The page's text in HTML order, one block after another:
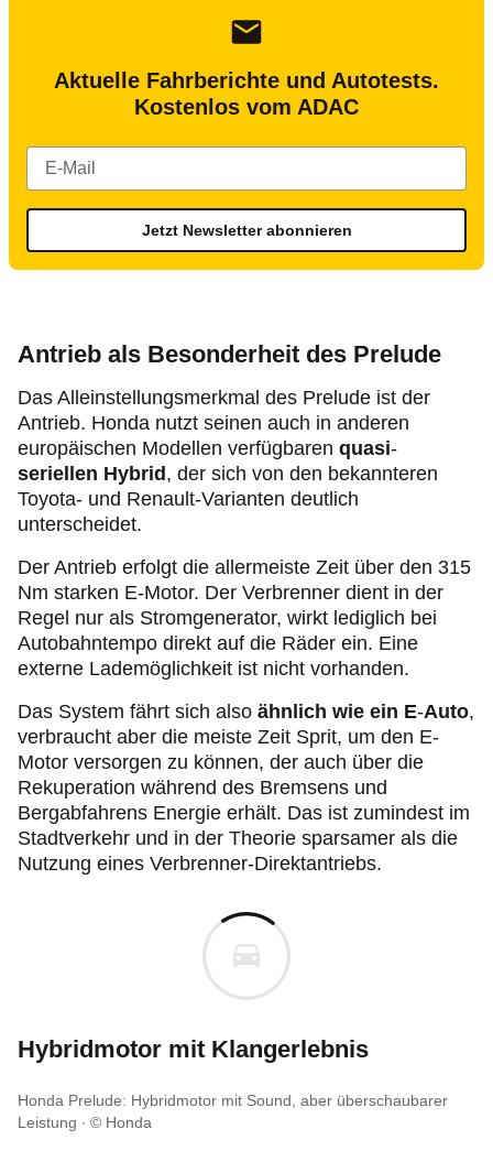
Aktuelle Fahrberichte und Autotests.
Kostenlos vom ADAC
Jetzt Newsletter abonnieren
Antrieb als Besonderheit des Prelude
Das Alleinstellungsmerkmal des Prelude ist der
Antrieb. Honda nutzt seinen auch in anderen
europäischen Modellen verfügbaren quasi-
seriellen Hybrid , der sich von den bekannteren
Toyota- und Renault-Varianten deutlich
unterscheidet.
Der Antrieb erfolgt die allermeiste Zeit über den 315
Nm starken E-Motor. Der Verbrenner dient in der
Regel nur als Stromgenerator, wirkt lediglich bei
Autobahntempo direkt auf die Räder ein. Eine
externe Lademöglichkeit ist nicht vorhanden.
Das System fährt sich also ähnlich wie ein E-Auto,
verbraucht aber die meiste Zeit Sprit, um den E-
Motor versorgen zu können, der auch über die
Rekuperation während des Bremsens und
Bergabfahrens Energie erhält. Das ist zumindest im
Stadtverkehr und in der Theorie sparsamer als die
Nutzung eines Verbrenner-Direktantriebs.
Hybridmotor mit Klangerlebnis
Honda Prelude: Hybridmotor mit Sound, aber überschaubarer
Leistung
© Honda